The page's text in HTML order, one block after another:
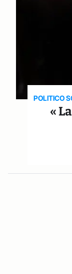
POLITICO
«